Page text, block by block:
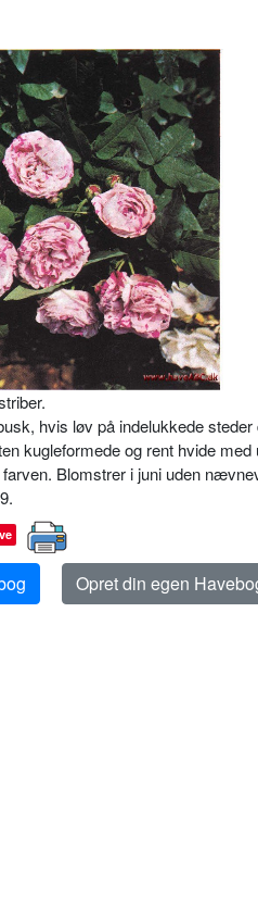
hvis løv på indelukkede
kugleformede og rent hvide
Blomstrer i juni uden
Opret din egen